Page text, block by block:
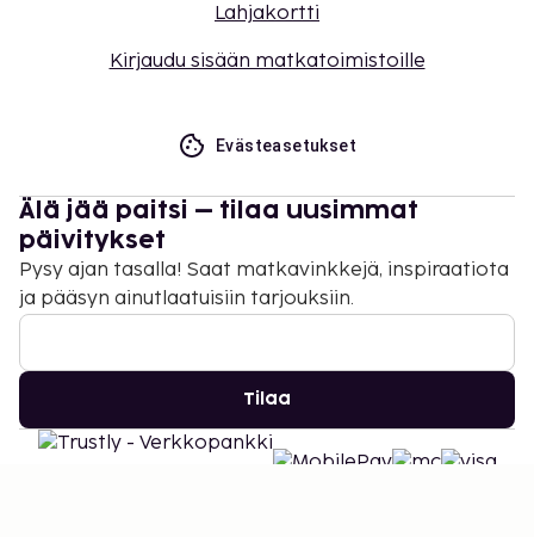
Lahjakortti
Kirjaudu sisään matkatoimistoille
Evästeasetukset
Älä jää paitsi – tilaa uusimmat
päivitykset
Pysy ajan tasalla! Saat matkavinkkejä, inspiraatiota
ja pääsyn ainutlaatuisiin tarjouksiin.
Tilaa